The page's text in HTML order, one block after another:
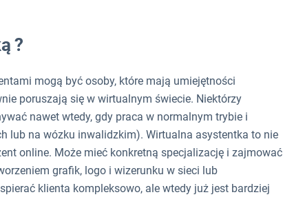
?
mogą być osoby, które mają umiejętności
poruszają się w wirtualnym świecie. Niektórzy
nawet wtedy, gdy praca w normalnym trybie i
lub na wózku inwalidzkim). Wirtualna asystentka to nie
online. Może mieć konkretną specjalizację i zajmować
grafik, logo i wizerunku w sieci lub
klienta kompleksowo, ale wtedy już jest bardziej